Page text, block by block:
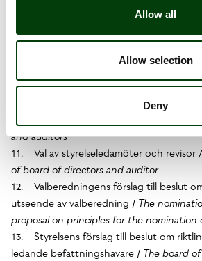
Allow all
Allow selection
Deny
discharge from liability for the
of directors and the managing director
9. Bestämmande av antalet
directors as well as auditors
10. Fastställande av styrelse- och
Determination of fees for members of the
and auditors
11. Val av styrelseledamöter och revisor
of board of directors and auditor
12. Valberedningens förslag till beslut
utseende av valberedning / The
proposal on principles for the nomination
13. Styrelsens förslag till beslut om
ledande befattningshavare / The board